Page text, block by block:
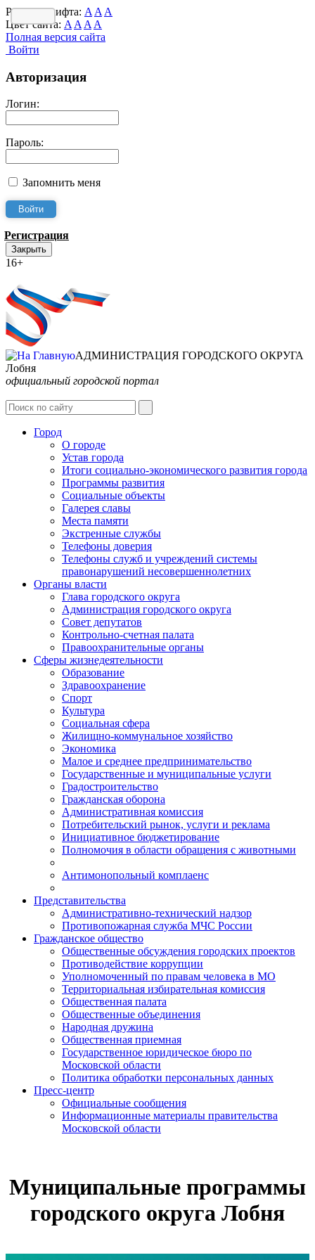
Размер шрифта: A A A
Цвет сайта: A A A A
Полная версия сайта
Войти
Авторизация
Логин:
Пароль:
Запомнить меня
Регистрация
Закрыть
16+
АДМИНИСТРАЦИЯ ГОРОДСКОГО ОКРУГА
Лобня
официальный городской портал
Город
О городе
Устав города
Итоги социально-экономического развития города
Программы развития
Социальные объекты
Галерея славы
Места памяти
Экстренные службы
Телефоны доверия
Телефоны служб и учреждений системы
правонарушений несовершеннолетних
Органы власти
Глава городского округа
Администрация городcкого округа
Совет депутатов
Контрольно-счетная палата
Правоохранительные органы
Сферы жизнедеятельности
Образование
Здравоохранение
Спорт
Культура
Социальная сфера
Жилищно-коммунальное хозяйство
Экономика
Малое и среднее предпринимательство
Государственные и муниципальные услуги
Градостроительство
Гражданская оборона
Административная комиссия
Потребительский рынок, услуги и реклама
Инициативное бюджетирование
Полномочия в области обращения с животными
Антимонопольный комплаенс
Представительства
Административно-технический надзор
Противопожарная служба МЧС России
Гражданское общество
Общественные обсуждения городских проектов
Противодействие коррупции
Уполномоченный по правам человека в МО
Территориальная избирательная комиссия
Общественная палата
Общественные объединения
Народная дружина
Общественная приемная
Государственное юридическое бюро по
Московской области
Политика обработки персональных данных
Пресс-центр
Официальные сообщения
Информационные материалы правительства
Московской области
Муниципальные программы
городского округа Лобня